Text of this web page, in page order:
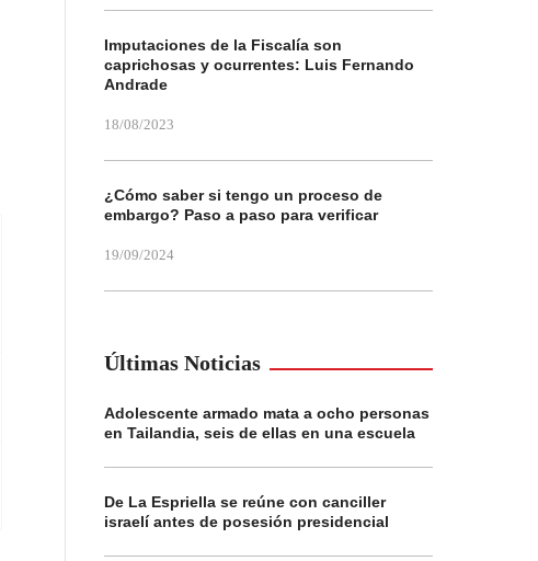
Imputaciones de la Fiscalía son
caprichosas y ocurrentes: Luis Fernando
Andrade
18/08/2023
¿Cómo saber si tengo un proceso de
embargo? Paso a paso para verificar
19/09/2024
Últimas Noticias
Adolescente armado mata a ocho personas
en Tailandia, seis de ellas en una escuela
De La Espriella se reúne con canciller
israelí antes de posesión presidencial